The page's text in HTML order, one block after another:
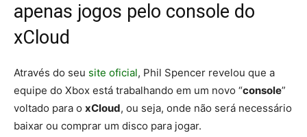
apenas jogos pelo console do
xCloud
Através do seu site oficial, Phil Spencer revelou que a
equipe do Xbox está trabalhando em um novo “console”
voltado para o xCloud, ou seja, onde não será necessário
baixar ou comprar um disco para jogar.